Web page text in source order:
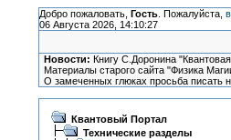
Добро пожаловать, Гость. Пожалуйста,
06 Августа 2026, 14:10:27
Новости: Книгу С.Доронина
Материалы старого сайта "Физика
О замеченных глюках просьба писать
Квантовый Портал
Технические разделы